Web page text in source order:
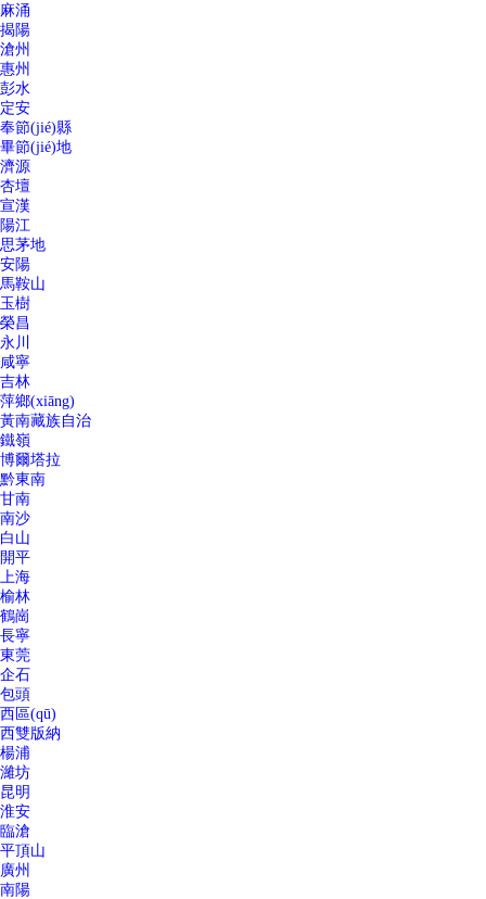
麻涌
揭陽
滄州
惠州
彭水
定安
奉節(jié)縣
畢節(jié)地
濟源
杏壇
宣漢
陽江
思茅地
安陽
馬鞍山
玉樹
榮昌
永川
咸寧
吉林
萍鄉(xiāng)
黃南藏族自治
鐵嶺
博爾塔拉
黔東南
甘南
南沙
白山
開平
上海
榆林
鶴崗
長寧
東莞
企石
包頭
西區(qū)
西雙版納
楊浦
濰坊
昆明
淮安
臨滄
平頂山
廣州
南陽